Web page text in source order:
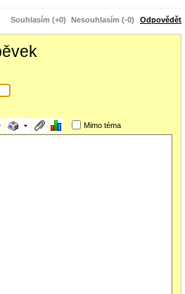
Souhlasím (+0) Nesouhlasím (-0) Odpovědět
Mimo téma